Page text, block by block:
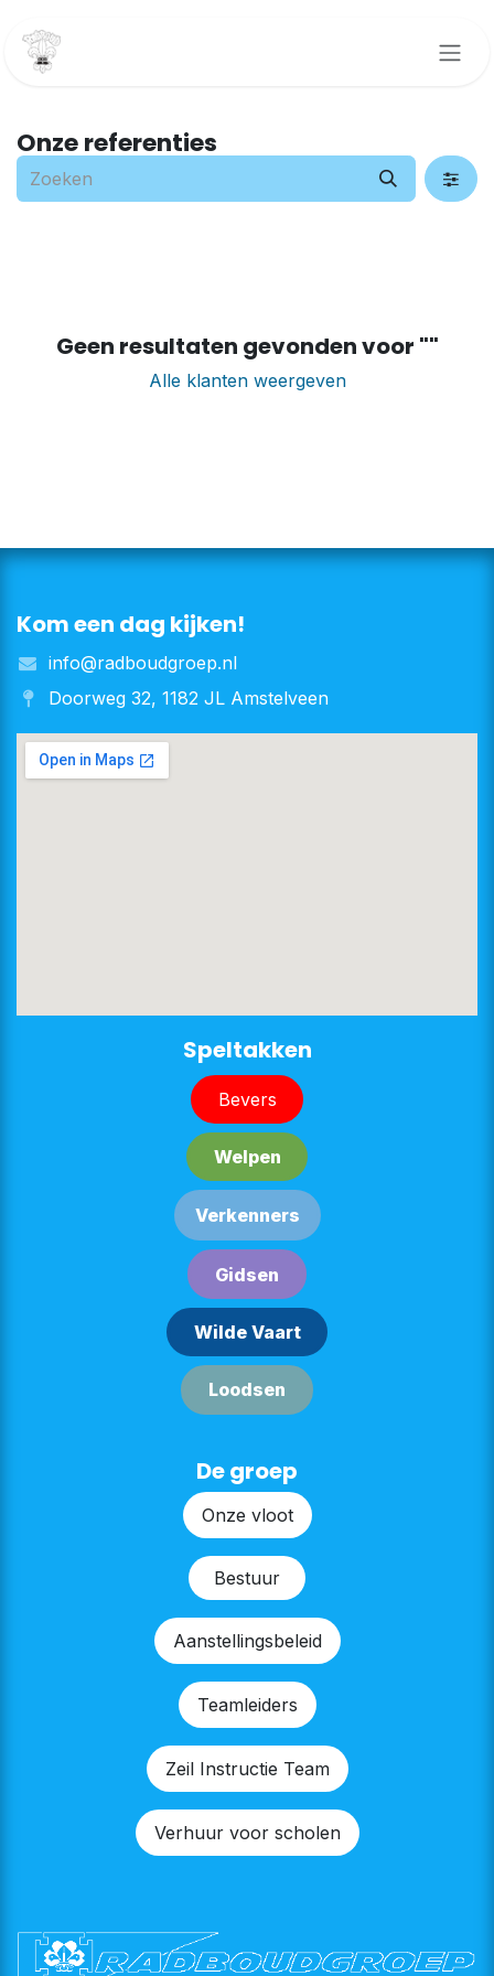
Onze referenties
Geen resultaten gevonden voor ""
Alle klanten weergeven
Kom een dag kijken!
info@radboudgroep.nl
Doorweg 32, 1182 JL Amstelveen
De groep
Onze v​​loot
Bestu​​ur
Aanstellingsbeleid
Teamleiders
Zeil Instructie Team
Verhuur voor scholen
​​​​Speltakken
Bever​​s
Welpe​​n
Verken​​n​​ers
G​​id​​sen
Wilde Vaart
Lood​​sen​​​​